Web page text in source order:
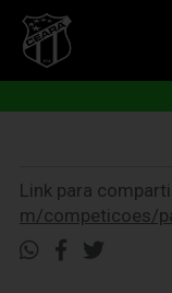
Link para
m/competicoes/